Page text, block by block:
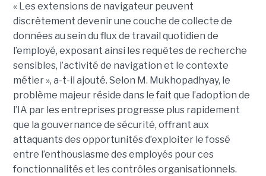
« Les extensions de navigateur peuvent
discrètement devenir une couche de collecte de
données au sein du flux de travail quotidien de
l’employé, exposant ainsi les requêtes de recherche
sensibles, l’activité de navigation et le contexte
métier », a-t-il ajouté. Selon M. Mukhopadhyay, le
problème majeur réside dans le fait que l’adoption de
l’IA par les entreprises progresse plus rapidement
que la gouvernance de sécurité, offrant aux
attaquants des opportunités d’exploiter le fossé
entre l’enthousiasme des employés pour ces
fonctionnalités et les contrôles organisationnels.